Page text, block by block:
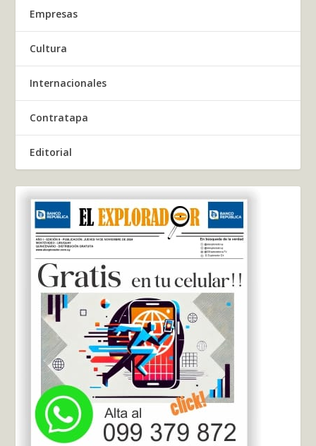
Empresas
Cultura
Internacionales
Contratapa
Editorial